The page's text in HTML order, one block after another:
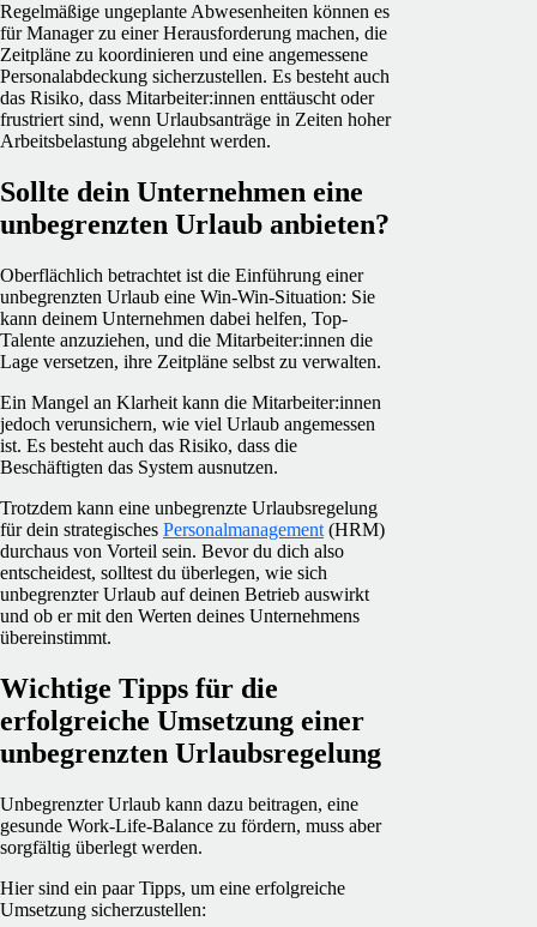
Regelmäßige ungeplante Abwesenheiten können es
für Manager zu einer Herausforderung machen, die
Zeitpläne zu koordinieren und eine angemessene
Personalabdeckung sicherzustellen. Es besteht auch
das Risiko, dass Mitarbeiter:innen enttäuscht oder
frustriert sind, wenn Urlaubsanträge in Zeiten hoher
Arbeitsbelastung abgelehnt werden.
Sollte dein Unternehmen eine
unbegrenzten Urlaub anbieten?
Oberflächlich betrachtet ist die Einführung einer
unbegrenzten Urlaub eine Win-Win-Situation: Sie
kann deinem Unternehmen dabei helfen, Top-
Talente anzuziehen, und die Mitarbeiter:innen die
Lage versetzen, ihre Zeitpläne selbst zu verwalten.
Ein Mangel an Klarheit kann die Mitarbeiter:innen
jedoch verunsichern, wie viel Urlaub angemessen
ist. Es besteht auch das Risiko, dass die
Beschäftigten das System ausnutzen.
Trotzdem kann eine unbegrenzte Urlaubsregelung
für dein strategisches Personalmanagement (HRM)
durchaus von Vorteil sein. Bevor du dich also
entscheidest, solltest du überlegen, wie sich
unbegrenzter Urlaub auf deinen Betrieb auswirkt
und ob er mit den Werten deines Unternehmens
übereinstimmt.
Wichtige Tipps für die
erfolgreiche Umsetzung einer
unbegrenzten Urlaubsregelung
Unbegrenzter Urlaub kann dazu beitragen, eine
gesunde Work-Life-Balance zu fördern, muss aber
sorgfältig überlegt werden.
Hier sind ein paar Tipps, um eine erfolgreiche
Umsetzung sicherzustellen: